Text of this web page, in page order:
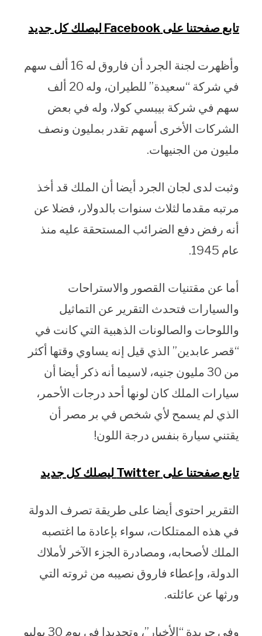
تابع صفحتنا على Facebook ليصلك كل جديد
وأظهرت لجنة الجرد أن فاروق له 16 ألف سهم
في شركة “سعيدة” للطيران، وله 20 ألف
سهم في شركة بيبسي كولا، وله في بعض
الشركات الأخرى أسهم تقدر بمليون ونصف
مليون من الجنيهات.
وثبت لدى لجان الجرد أيضا أن الملك قد أخذ
مرتبه مقدما لثلاث سنوات بالدولار، فضلا عن
أنه رفض دفع الضرائب المستحقة عليه منذ
عام 1945.
أما عن مقتنيات القصور والاستراحات
والسيارات فتحدث التقرير عن التماثيل
واللوحات والصالونات الذهبية التي كانت في
“قصر عابدين” الذي قيل إنه يساوي وقتها أكثر
من 30 مليون جنيه، لاسيما أنه ذكر أيضا أن
سيارات الملك كان لونها أحد درجات الأحمر،
الذي لم يسمح لأي شخص في بر مصر أن
يقتني سيارة بنفس درجة اللون!
تابع صفحتنا على Twitter ليصلك كل جديد
التقرير احتوى أيضا على طريقة تصرف الدولة
في هذه الممتلكات، سواء بإعادة ما اغتصبه
الملك لأصحابه، ومصادرة الجزء الآخر لأملاك
الدولة، وإعطاء فاروق نصيبه من ثروته التي
ورثها عن عائلته.
وفي جريدة “الأخبار”، وتحديدا في يوم 30 يوليو